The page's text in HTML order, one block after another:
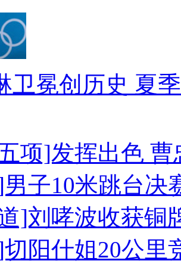
卫冕创历史 夏
项]发挥出色
子10米跳台决
]刘哮波收获铜
阳什姐20公里